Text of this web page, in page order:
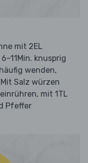
mit 2EL
knusprig
wenden,
Salz würzen
einrühren, mit 1TL
Pfeffer